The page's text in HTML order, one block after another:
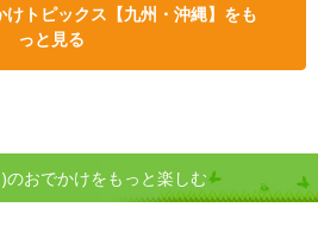
けトピックス【九州・沖縄】をも
っと見る
おでかけをもっと楽しむ